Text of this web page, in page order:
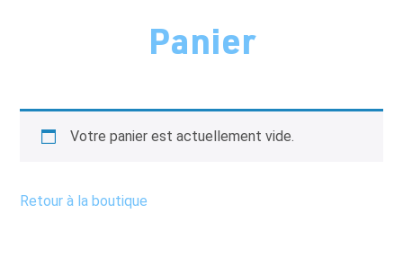
Panier
Votre panier est actuellement vide.
Retour à la boutique